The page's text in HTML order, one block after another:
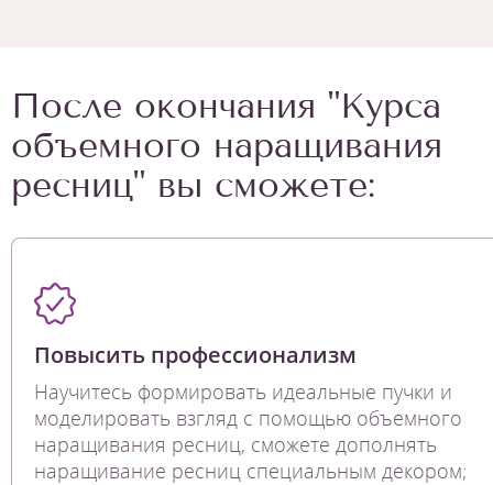
После окончания "Курса
объемного наращивания
ресниц" вы сможете:
Повысить профессионализм
Научитесь формировать идеальные пучки и
моделировать взгляд с помощью объемного
наращивания ресниц, сможете дополнять
наращивание ресниц специальным декором;